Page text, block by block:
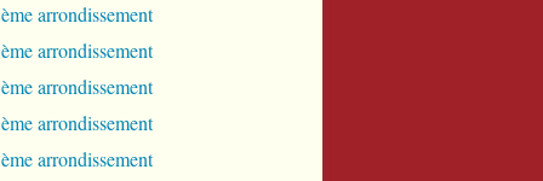
arrondissement
arrondissement
arrondissement
arrondissement
arrondissement